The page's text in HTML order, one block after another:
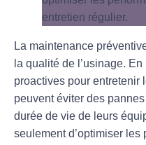
La maintenance
la qualité de l’usinage. En
proactives pour entretenir
peuvent éviter des
durée de vie de leurs
seulement d’optimiser